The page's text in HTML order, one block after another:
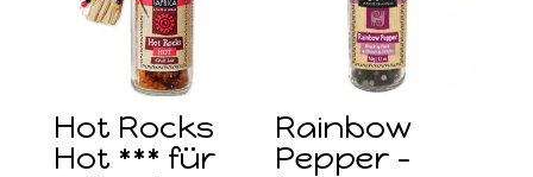
Hot Rocks
Hot *** für
Rainbow
Pepper –